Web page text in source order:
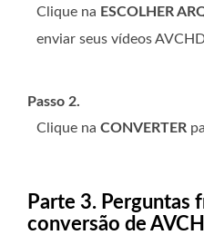
Clique na ESCOLHER
enviar seus vídeos
Passo 2.
Clique na CONVERTER
Parte 3. Perguntas
conversão de